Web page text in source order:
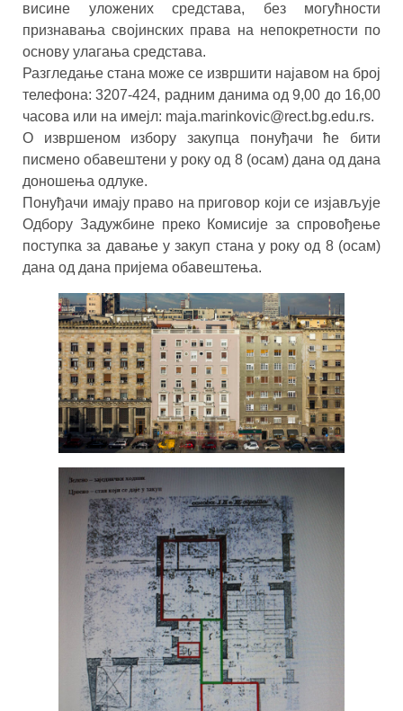
висине уложених средстава, без могућности
признавања својинских права на непокретности по
основу улагања средстава.
Разгледање стана може се извршити најавом на број
телефона: 3207-424, радним данима од 9,00 до 16,00
часова или на имејл: maja.marinkovic@rect.bg.edu.rs.
О извршеном избору закупца понуђачи ће бити
писмено обавештени у року од 8 (осам) дана од дана
доношења одлуке.
Понуђачи имају право на приговор који се изјављује
Одбору Задужбине преко Комисије за спровођење
поступка за давање у закуп стана у року од 8 (осам)
дана од дана пријема обавештења.